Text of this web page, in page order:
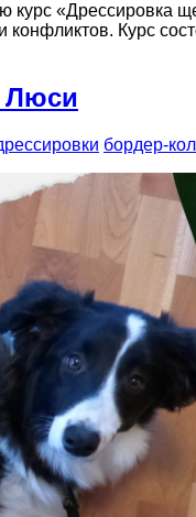
«Дрессировка
конфликтов. Курс
Люси
бордер-